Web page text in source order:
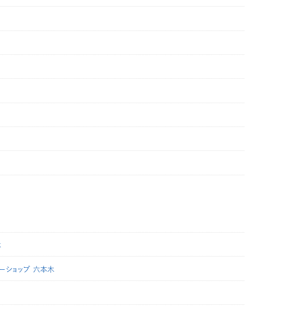
ショップ 六本木